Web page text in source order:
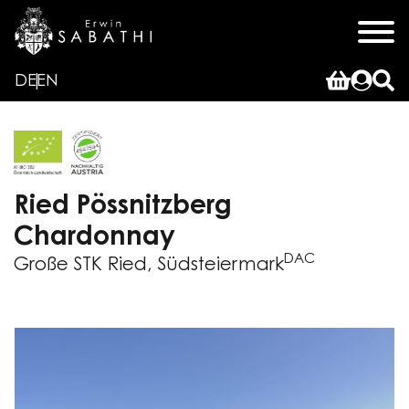
DEEN
Ried Pössnitzberg
Chardonnay
Große STK Ried, SüdsteiermarkDAC